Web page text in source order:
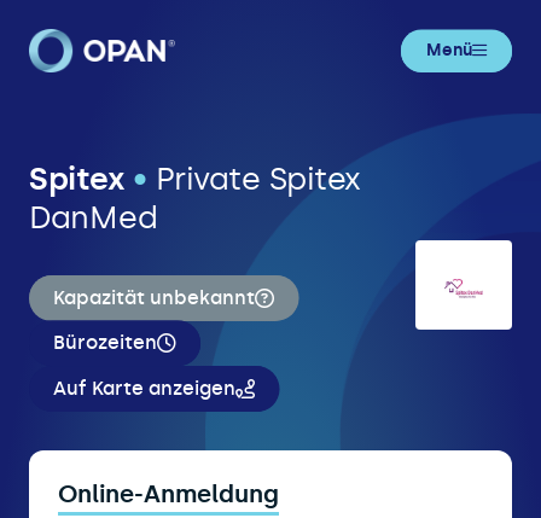
Menü
Spitex • Private Spitex
DanMed
Kapazität unbekannt
Bürozeiten
Auf Karte anzeigen
Online-Anmeldung